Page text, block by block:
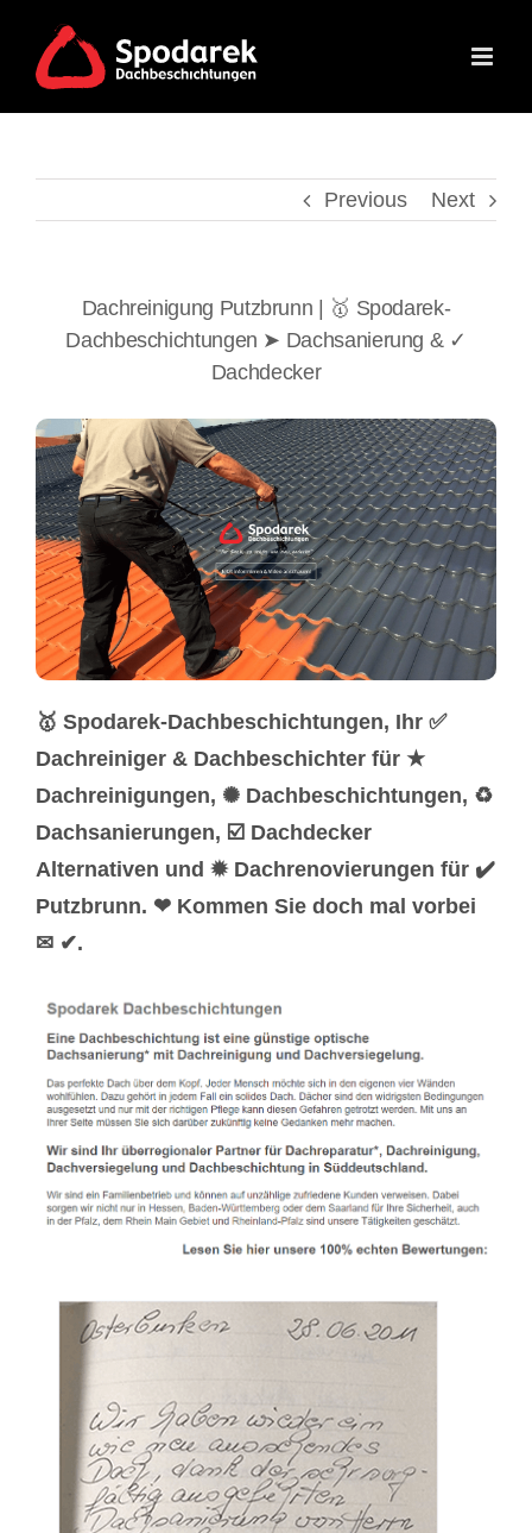
content
Previous Next
Dachreinigung Putzbrunn | 🥇 Spodarek-
Dachbeschichtungen ➤ Dachsanierung & ✓
Dachdecker
🥇 Spodarek-Dachbeschichtungen, Ihr ✅
Dachreiniger & Dachbeschichter für ★
Dachreinigungen, ✺ Dachbeschichtungen, ♻
Dachsanierungen, ☑️ Dachdecker
Alternativen und ✹ Dachrenovierungen für ✔️
Putzbrunn. ❤ Kommen Sie doch mal vorbei
✉ ✔.